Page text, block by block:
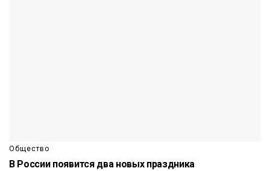
Общество
В России появится два новых праздника